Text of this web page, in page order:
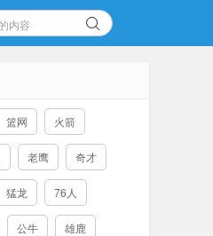
篮网 火箭
老鹰 奇才
猛龙 76人
公牛 雄鹿